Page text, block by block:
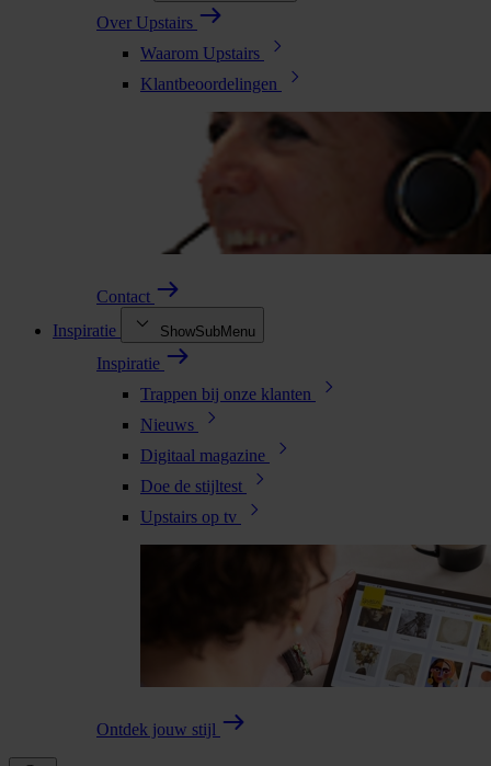
Over Upstairs
Waarom Upstairs
Klantbeoordelingen
Contact
Inspiratie
ShowSubMenu
Inspiratie
Trappen bij onze klanten
Nieuws
Digitaal magazine
Doe de stijltest
Upstairs op tv
Ontdek jouw stijl